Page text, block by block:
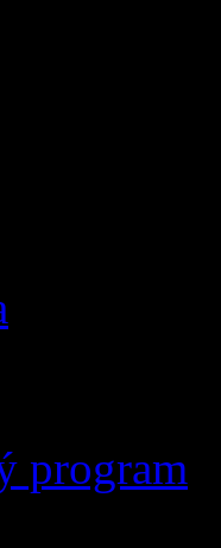
program